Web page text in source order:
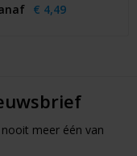
€ 4,49
meer één van